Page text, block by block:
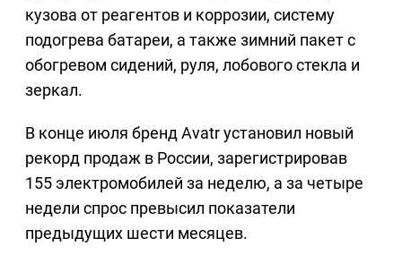
кузова от реагентов и коррозии, систему
подогрева батареи, а также зимний пакет с
обогревом сидений, руля, лобового стекла и
зеркал.
В конце июля бренд Avatr установил новый
рекорд продаж в России, зарегистрировав
155 электромобилей за неделю, а за четыре
недели спрос превысил показатели
предыдущих шести месяцев.